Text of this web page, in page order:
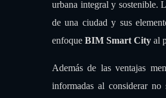
La incorporación de los
urbana integral y sostenible.
de una ciudad y sus
Además de las ventajas